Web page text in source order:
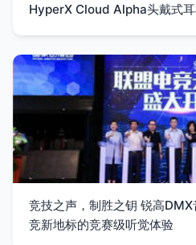
HyperX Cloud Alpha头戴式
竞技之声，制胜之钥 锐高
竞新地标的竞赛级听觉体验